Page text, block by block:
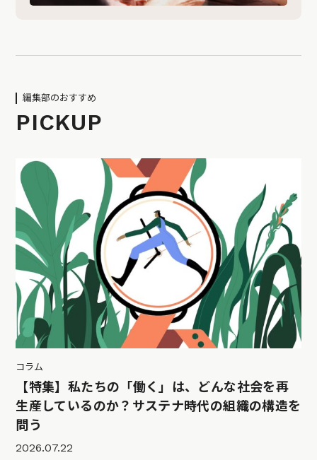
編集部のおすすめ
PICKUP
コラム
【特集】私たちの「働く」は、どんな社会を再
生産しているのか？サステナ時代の組織の構造を
問う
2026.07.22